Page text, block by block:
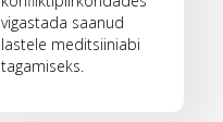
vigastada saanud
lastele meditsiiniabi
tagamiseks.